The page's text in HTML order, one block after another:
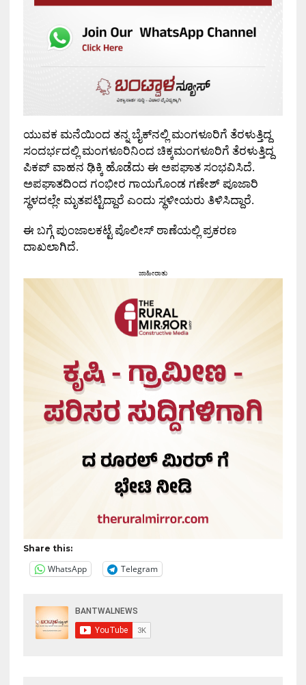
ಯುವಕ ಮನೆಯಿಂದ ತನ್ನ ಬೈಕ್‌ನಲ್ಲಿ ಮಂಗಳೂರಿಗೆ ತೆರಳುತ್ತಿದ್ದ
ಸಂದರ್ಭದಲ್ಲಿ ಮಂಗಳೂರಿನಿಂದ ಚಿಕ್ಕಮಂಗಳೂರಿಗೆ ತೆರಳುತ್ತಿದ್ದ
ಪಿಕಪ್ ವಾಹನ ಢಿಕ್ಕಿ ಹೊಡೆದು ಈ ಅಪಘಾತ ಸಂಭವಿಸಿದೆ.
ಅಪಘಾತದಿಂದ ಗಂಭೀರ ಗಾಯಗೊಂಡ ಗಣೇಶ್ ಪೂಜಾರಿ
ಸ್ಥಳದಲ್ಲೇ ಮೃತಪಟ್ಟಿದ್ದಾರೆ ಎಂದು ಸ್ಥಳೀಯರು ತಿಳಿಸಿದ್ದಾರೆ.
ಈ ಬಗ್ಗೆ ಪುಂಜಾಲಕಟ್ಟೆ ಪೊಲೀಸ್ ಠಾಣೆಯಲ್ಲಿ ಪ್ರಕರಣ
ದಾಖಲಾಗಿದೆ.
ಜಾಹೀರಾತು
Share this:
WhatsApp Telegram